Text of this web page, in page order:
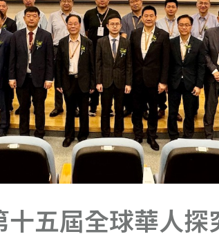
五屆全球華人探